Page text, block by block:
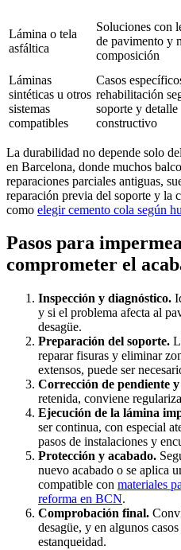
Lámina o tela
asfáltica
Soluciones con
de pavimento y
composición
Láminas
sintéticas u otros
sistemas
compatibles
Casos
rehabilitación
soporte y detalle
constructivo
La durabilidad no depende solo
en Barcelona, donde muchos
reparaciones parciales antiguas,
reparación previa del soporte y la
como elegir cemento cola según
Pasos para
comprometer el
Inspección y diagnóstico.
y si el problema afecta al
desagüe.
Preparación del soporte.
reparar fisuras y eliminar
extensos, puede ser
Corrección de pendiente
retenida, conviene
Ejecución de la lámina
ser continua, con especial
pasos de instalaciones y
Protección y acabado.
nuevo acabado o se aplica
compatible con materiales
reforma en BCN.
Comprobación final.
desagüe, y en algunos
estanqueidad.